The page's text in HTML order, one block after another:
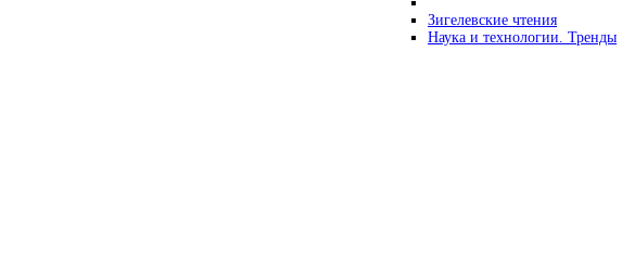
Зигелевские чтения
Наука и технологии. Тренды